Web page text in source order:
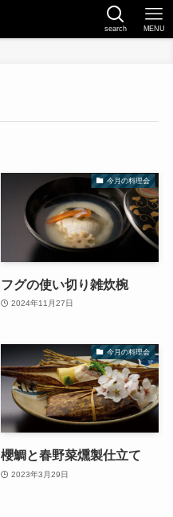
search MENU
今月の料理会
フグの使い切り雑炊椀
2024年11月27日
今月の料理会
櫻鯛と春野菜燻製仕立て
2023年3月29日